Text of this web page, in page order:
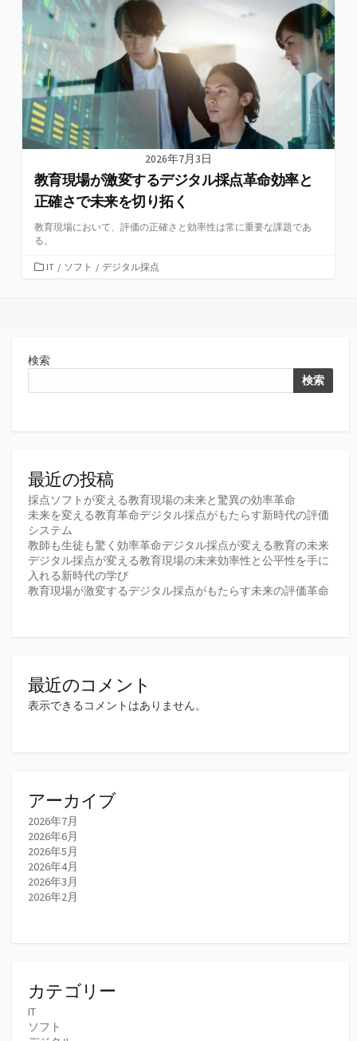
リ
ー
2026年7月3日
教育現場が激変するデジタル採点革命効率と
正確さで未来を切り拓く
教育現場において、評価の正確さと効率性は常に重要な課題であ
る。
カIT / ソフト / デジタル採点
検索
検索
最近の投稿
採点ソフトが変える教育現場の未来と驚異の効率革命
未来を変える教育革命デジタル採点がもたらす新時代の評価
システム
教師も生徒も驚く効率革命デジタル採点が変える教育の未来
デジタル採点が変える教育現場の未来効率性と公平性を手に
入れる新時代の学び
教育現場が激変するデジタル採点がもたらす未来の評価革命
最近のコメント
表示できるコメントはありません。
アーカイブ
2026年7月
2026年6月
2026年5月
2026年4月
2026年3月
2026年2月
カテゴリー
IT
ソフト